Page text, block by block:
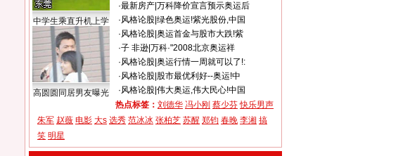
中学生乘直升机上学
高圆圆同居男友曝光
·最新房产| 万科降价宣言预示奥运后
·风格论股| 绿色奥运!紫光股份,中国
·风格论股| 奥运首金与股市大跌!紫
·子 非逊| 万科·"2008北京奥运祥
·风格论股| 奥运行情一周就可以了!:
·风格论股| 股市最优利好--奥运!中
·风格论股| 伟大奥运,伟大民心!中国
热点标签： 刘德华 冯小刚 蔡少芬 快乐男声
朱军 赵薇 电影 大s 选秀 范冰冰 张柏芝 苏醒 郑钧 春晚 李湘 搞
笑 明星